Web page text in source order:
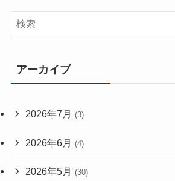
アーカイブ
2026年7月 (3)
2026年6月 (4)
2026年5月 (30)